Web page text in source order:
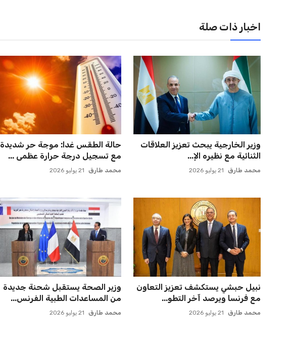
اخبار ذات صلة
وزير الخارجية يبحث تعزيز العلاقات
الثنائية مع نظيره الإ...
محمد طارق 21 يوليو 2026
حالة الطقس غدا: موجة حر شديدة
مع تسجيل درجة حرارة عظمى ...
محمد طارق 21 يوليو 2026
نبيل حبشي يستكشف تعزيز التعاون
مع فرنسا ويرصد آخر التطو...
محمد طارق 21 يوليو 2026
وزير الصحة يستقبل شحنة جديدة
من المساعدات الطبية الفرنس...
محمد طارق 21 يوليو 2026